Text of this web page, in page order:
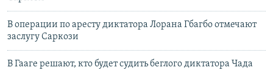
В операции по аресту диктатора Лорана Гбагбо отмечают
заслугу Саркози
В Гааге решают, кто будет судить беглого диктатора Чада